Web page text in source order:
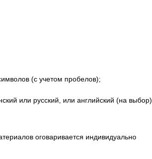
(с учетом пробелов);
или русский, или английский (на выбор)
оговаривается индивидуально